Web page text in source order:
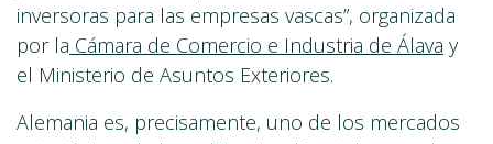
inversoras para las empresas vascas”, organizada
por la Cámara de Comercio e Industria de Álava y
el Ministerio de Asuntos Exteriores.
Alemania es, precisamente, uno de los mercados